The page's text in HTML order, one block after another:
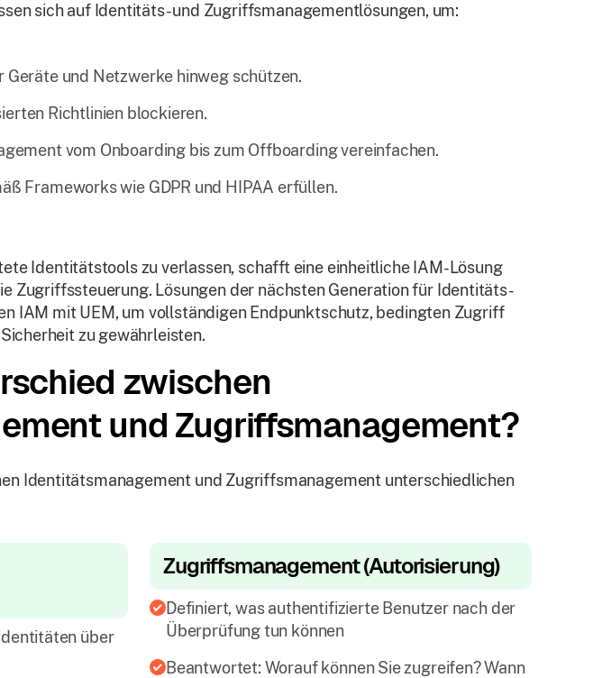
sich auf Identitäts- und Zugriffsmanagementlösungen, um:
und Netzwerke hinweg schützen.
Richtlinien blockieren.
vom Onboarding bis zum Offboarding vereinfachen.
Frameworks wie GDPR und HIPAA erfüllen.
Identitätstools zu verlassen, schafft eine einheitliche IAM-Lösung
Zugriffssteuerung. Lösungen der nächsten Generation für Identitäts-
IAM mit UEM, um vollständigen Endpunktschutz, bedingten Zugriff
zu gewährleisten.
zwischen
und Zugriffsmanagement?
Identitätsmanagement und Zugriffsmanagement unterschiedlichen
über
Zugriffsmanagement (Autorisierung)
Definiert, was authentifizierte Benutzer nach der
Überprüfung tun können
Beantwortet: Worauf können Sie zugreifen? Wann